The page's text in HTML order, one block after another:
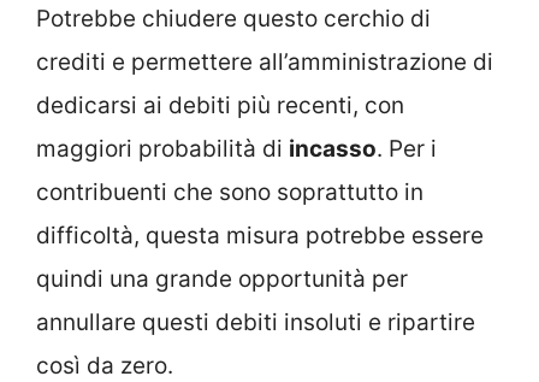
Potrebbe chiudere questo cerchio di
crediti e permettere all’amministrazione di
dedicarsi ai debiti più recenti, con
maggiori probabilità di incasso. Per i
contribuenti che sono soprattutto in
difficoltà, questa misura potrebbe essere
quindi una grande opportunità per
annullare questi debiti insoluti e ripartire
così da zero.